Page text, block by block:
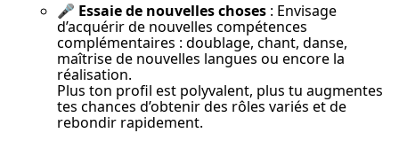
🎤 Essaie de nouvelles choses : Envisage
d’acquérir de nouvelles compétences
complémentaires : doublage, chant, danse,
maîtrise de nouvelles langues ou encore la
réalisation.
Plus ton profil est polyvalent, plus tu augmentes
tes chances d’obtenir des rôles variés et de
rebondir rapidement.